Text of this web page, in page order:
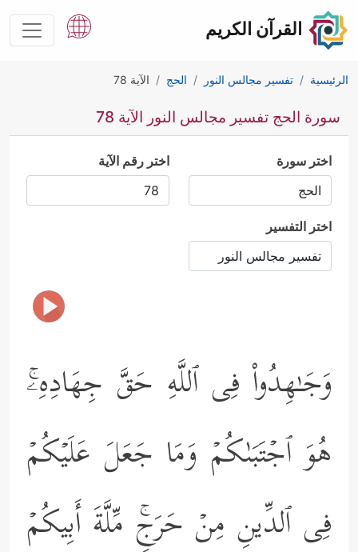
القرآن الكريم
الرئيسية تفسير مجالس النور الحج الآية 78
سورة الحج تفسير مجالس النور الآية 78
اختر سورة اختر رقم الآية
اختر التفسير
وَجَـٰهِدُواْ فِی ٱللَّهِ حَقَّ جِهَادِهِۦۚ
هُوَ ٱجۡتَبَىٰكُمۡ وَمَا جَعَلَ عَلَیۡكُمۡ
فِی ٱلدِّینِ مِنۡ حَرَجࣲۚ مِّلَّةَ أَبِیكُمۡ